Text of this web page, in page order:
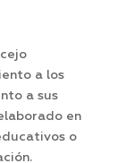
a los
a sus
en
o